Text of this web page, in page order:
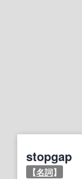
stopgap
【名詞】